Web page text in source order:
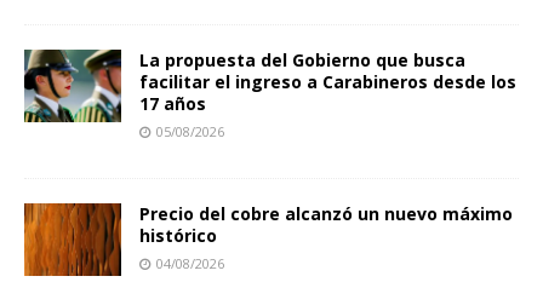
La propuesta del Gobierno que busca
facilitar el ingreso a Carabineros desde los
17 años
05/08/2026
Precio del cobre alcanzó un nuevo máximo
histórico
04/08/2026